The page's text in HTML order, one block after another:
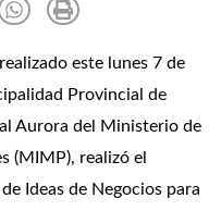
este lunes 7 de
Provincial de
Aurora del Ministerio de
(MIMP), realizó el
Ideas de Negocios para